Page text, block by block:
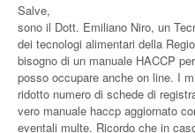
Salve,
sono il Dott. Emiliano Niro, un
dei tecnologi alimentari della
bisogno di un manuale HACCP
posso occupare anche on line. I
ridotto numero di schede di
vero manuale haccp aggiornato
eventali multe. Ricordo che in